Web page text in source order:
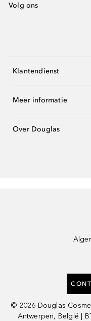
Volg ons
Klantendienst
Meer informatie
Over Douglas
© 2026 Douglas
Antwerpen, België |